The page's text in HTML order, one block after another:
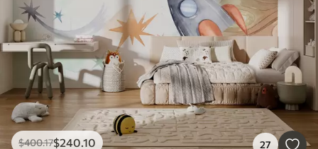
$400.17$240.10 27